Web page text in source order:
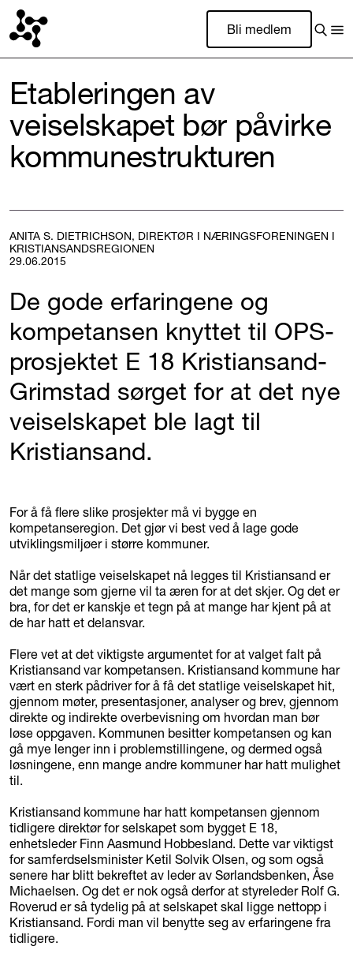
Bli medlem
Etableringen av
veiselskapet bør påvirke
kommunestrukturen
ANITA S. DIETRICHSON, DIREKTØR I NÆRINGSFORENINGEN I
KRISTIANSANDSREGIONEN
29.06.2015
De gode erfaringene og
kompetansen knyttet til OPS-
prosjektet E 18 Kristiansand-
Grimstad sørget for at det nye
veiselskapet ble lagt til
Kristiansand.
For å få flere slike prosjekter må vi bygge en
kompetanseregion. Det gjør vi best ved å lage gode
utviklingsmiljøer i større kommuner.
Når det statlige veiselskapet nå legges til Kristiansand er
det mange som gjerne vil ta æren for at det skjer. Og det er
bra, for det er kanskje et tegn på at mange har kjent på at
de har hatt et delansvar.
Flere vet at det viktigste argumentet for at valget falt på
Kristiansand var kompetansen. Kristiansand kommune har
vært en sterk pådriver for å få det statlige veiselskapet hit,
gjennom møter, presentasjoner, analyser og brev, gjennom
direkte og indirekte overbevisning om hvordan man bør
løse oppgaven. Kommunen besitter kompetansen og kan
gå mye lenger inn i problemstillingene, og dermed også
løsningene, enn mange andre kommuner har hatt mulighet
til.
Kristiansand kommune har hatt kompetansen gjennom
tidligere direktør for selskapet som bygget E 18,
enhetsleder Finn Aasmund Hobbesland. Dette var viktigst
for samferdselsminister Ketil Solvik Olsen, og som også
senere har blitt bekreftet av leder av Sørlandsbenken, Åse
Michaelsen. Og det er nok også derfor at styreleder Rolf G.
Roverud er så tydelig på at selskapet skal ligge nettopp i
Kristiansand. Fordi man vil benytte seg av erfaringene fra
tidligere.